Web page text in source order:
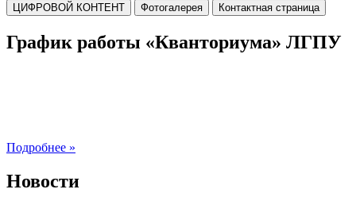
ЦИФРОВОЙ КОНТЕНТ
Фотогалерея Контактная страница
График работы «Кванториума» ЛГПУ
Подробнее »
Новости